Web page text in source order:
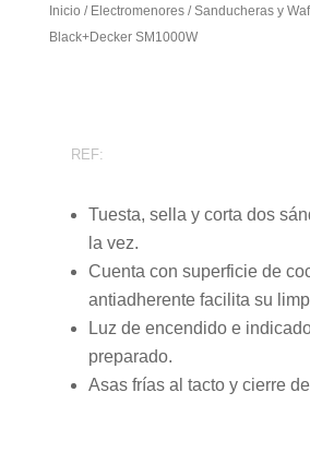
Inicio / Electromenores/Sanducheras y
Black+Decker SM1000W
REF:
Tuesta, sella y corta dos
la vez.
Cuenta con superficie de
antiadherente facilita su
Luz de encendido e
preparado.
Asas frías al tacto y cierre